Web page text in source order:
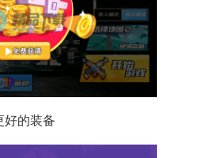
好的装备